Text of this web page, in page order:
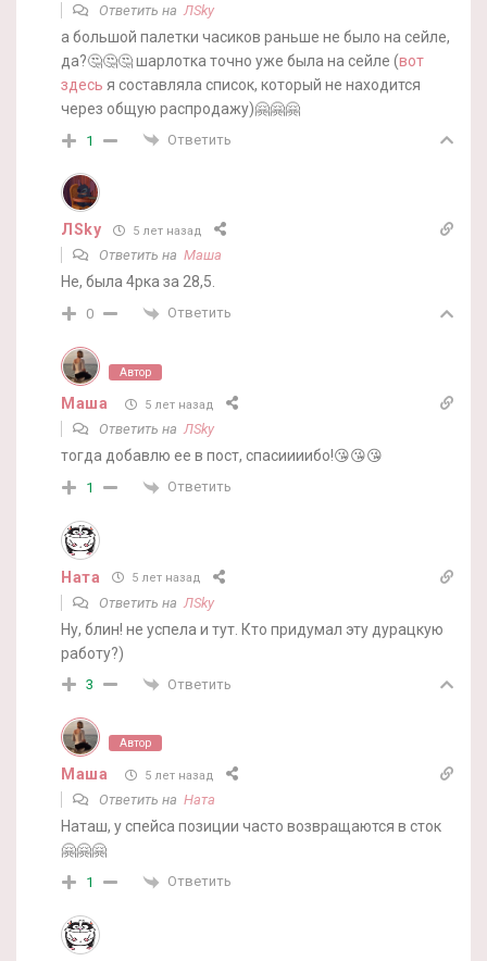
Ответить на ЛSky
а большой палетки часиков раньше не было на сейле,
да?🤔🤔🤔 шарлотка точно уже была на сейле (вот
здесь я составляла список, который не находится
через общую распродажу)🤗🤗🤗
1 Ответить
ЛSky 5 лет назад
Ответить на Маша
Не, была 4рка за 28,5.
0 Ответить
Автор
Маша 5 лет назад
Ответить наЛSky
тогда добавлю ее в пост, спасиииибо!😘😘😘
1 Ответить
Ната 5 лет назад
Ответить на ЛSky
Ну, блин! не успела и тут. Кто придумал эту дурацкую
работу?)
3 Ответить
Автор
Маша 5 лет назад
Ответить на Ната
Наташ, у спейса позиции часто возвращаются в сток
🤗🤗🤗
1 Ответить